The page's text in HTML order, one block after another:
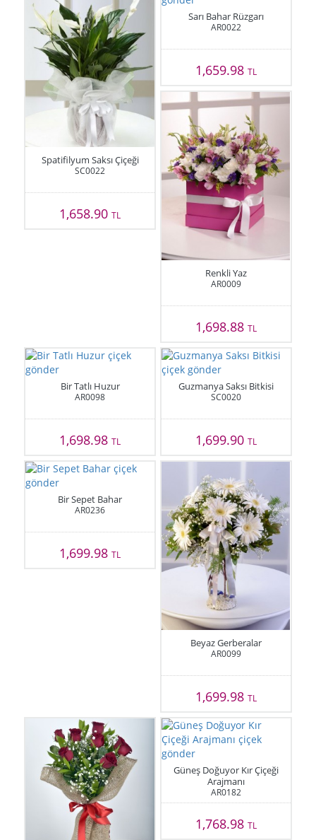
Spatifilyum Saksı Çiçeği
SC0022
1,658.90TL
Sarı Bahar Rüzgarı
AR0022
1,659.98 TL
Renkli Yaz
AR0009
1,698.88 TL
Bir Tatlı Huzur
AR0098
1,698.98TL
Guzmanya Saksı Bitkisi
SC0020
1,699.90 TL
Bir Sepet Bahar
AR0236
1,699.98TL
Beyaz Gerberalar
AR0099
1,699.98 TL
Güneş Doğuyor Kır Çiçeği
Arajmanı
AR0182
1,768.98 TL